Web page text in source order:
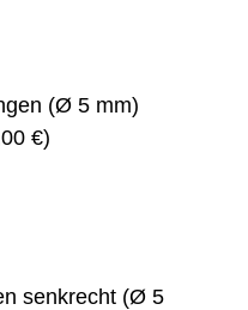
(Ø 5 mm)
€)
senkrecht (Ø 5